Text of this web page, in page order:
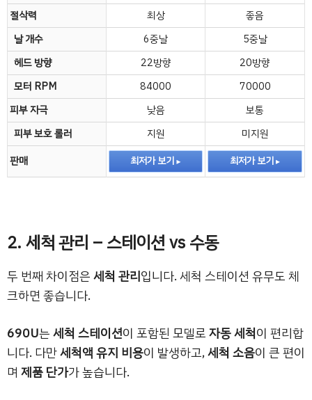
절삭력
최상
좋음
날 개수
6중날
5중날
헤드 방향
22방향
20방향
모터 RPM
84000
70000
피부 자극
낮음
보통
피부 보호 롤러
지원
미지원
판매
최저가 보기 최저가 보기
2. 세척 관리 – 스테이션 vs 수동
두 번째 차이점은세척 관리입니다. 세척 스테이션 유무도 체
크하면 좋습니다.
690U는세척 스테이션이 포함된 모델로자동 세척이 편리합
니다. 다만세척액 유지 비용이 발생하고,세척 소음이 큰 편이
며 제품 단가가 높습니다.